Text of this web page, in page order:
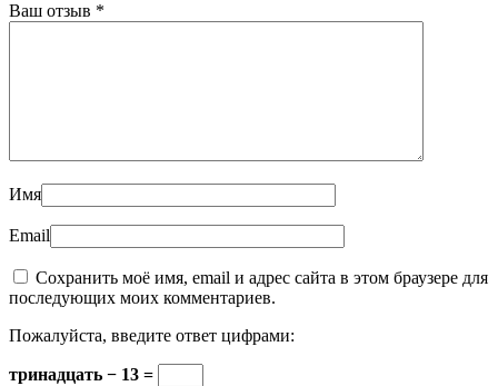
Ваш отзыв *
Имя
Email
Сохранить моё имя, email и адрес сайта в этом браузере для
последующих моих комментариев.
Пожалуйста, введите ответ цифрами:
тринадцать − 13 =